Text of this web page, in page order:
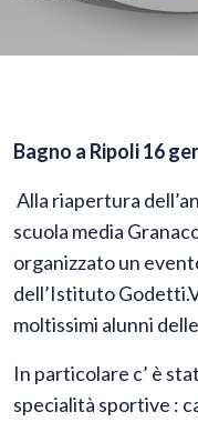
Bagno a Ripoli 16
Alla riapertura
scuola media
organizzato un
dell’Istituto
moltissimi alunni
In particolare c’ è
specialità sportive :